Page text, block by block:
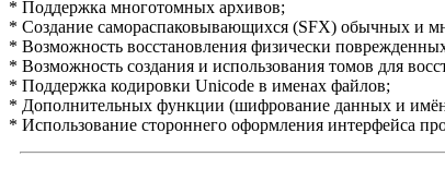
* Поддержка многотомных архивов;
* Создание самораспаковывающихся (SFX) обычных и
* Возможность восстановления физически
* Возможность создания и использования томов для
* Поддержка кодировки Unicode в именах файлов;
* Дополнительных функции (шифрование данных и имён
* Использование стороннего оформления интерфейса